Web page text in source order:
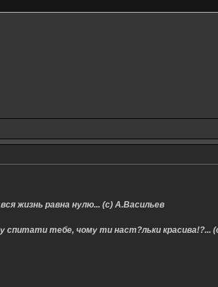
жизнь равна нулю... (с) А.Васильев
тебе, чому ти наст?льки красива!?...